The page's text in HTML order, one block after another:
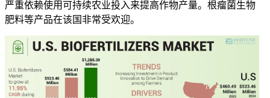
严重依赖使用可持续农业投入来提高作物产量。根瘤菌生物
肥料等产品在该国非常受欢迎。